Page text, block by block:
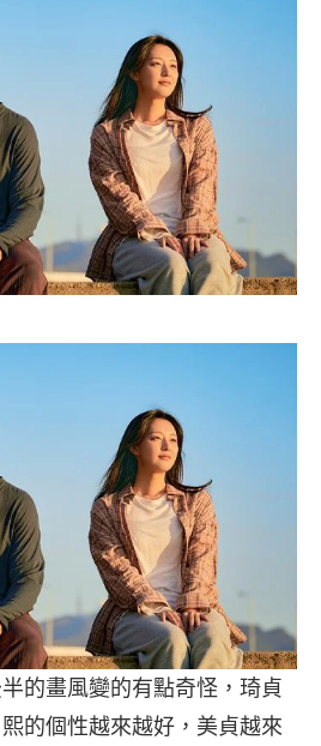
的畫風變的有點奇怪，琦貞
的個性越來越好，美貞越來